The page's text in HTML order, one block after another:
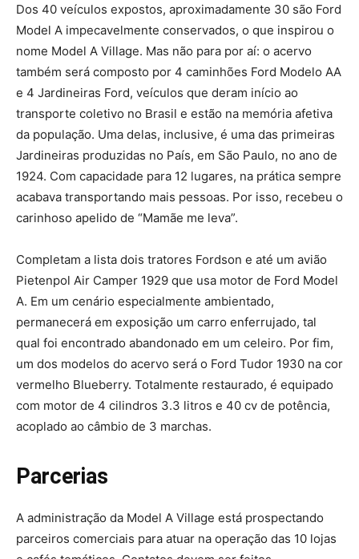
Dos 40 veículos expostos, aproximadamente 30 são Ford
Model A impecavelmente conservados, o que inspirou o
nome Model A Village. Mas não para por aí: o acervo
também será composto por 4 caminhões Ford Modelo AA
e 4 Jardineiras Ford, veículos que deram início ao
transporte coletivo no Brasil e estão na memória afetiva
da população. Uma delas, inclusive, é uma das primeiras
Jardineiras produzidas no País, em São Paulo, no ano de
1924. Com capacidade para 12 lugares, na prática sempre
acabava transportando mais pessoas. Por isso, recebeu o
carinhoso apelido de “Mamãe me leva”.
Completam a lista dois tratores Fordson e até um avião
Pietenpol Air Camper 1929 que usa motor de Ford Model
A. Em um cenário especialmente ambientado,
permanecerá em exposição um carro enferrujado, tal
qual foi encontrado abandonado em um celeiro. Por fim,
um dos modelos do acervo será o Ford Tudor 1930 na cor
vermelho Blueberry. Totalmente restaurado, é equipado
com motor de 4 cilindros 3.3 litros e 40 cv de potência,
acoplado ao câmbio de 3 marchas.
Parcerias
A administração da Model A Village está prospectando
parceiros comerciais para atuar na operação das 10 lojas